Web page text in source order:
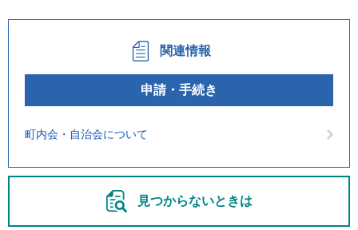
関連情報
申請・手続き
町内会・自治会について
見つからないときは